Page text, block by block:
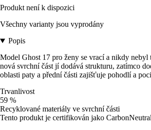
Produkt není k dispozici
Všechny varianty jsou vyprodány
Popis
Model Ghost 17 pro ženy se vrací a nikdy nebyl
nová svrchní část jí dodává strukturu, zatímco
oblasti paty a přední části zajišťuje pohodlí a
Trvanlivost
59 %
Recyklované materiály ve svrchní části
Tento produkt je certifikován jako